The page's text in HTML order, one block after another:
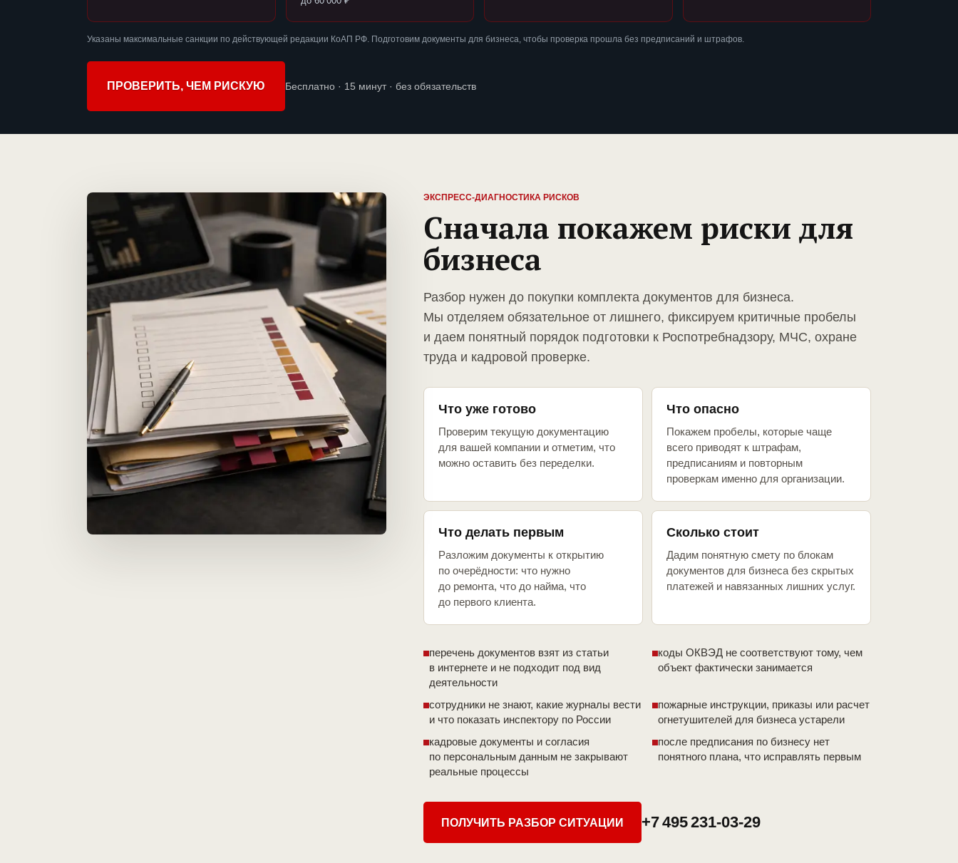
Указаны максимальные санкции по действующей редакции КоАП РФ. Подготовим документы для бизнеса, чтобы проверка прошла без предписаний и штрафов.
ПРОВЕРИТЬ, ЧЕМ РИСКУЮ Бесплатно · 15 минут · без обязательств
ЭКСПРЕСС-ДИАГНОСТИКА РИСКОВ
Сначала покажем риски для
бизнеса
Разбор нужен до покупки комплекта документов для бизнеса.
Мы отделяем обязательное от лишнего, фиксируем критичные пробелы
и даем понятный порядок подготовки к Роспотребнадзору, МЧС, охране
труда и кадровой проверке.
Что уже готово
Проверим текущую документацию
для вашей компании и отметим, что
можно оставить без переделки.
Что опасно
Покажем пробелы, которые чаще
всего приводят к штрафам,
предписаниям и повторным
проверкам именно для организации.
Что делать первым
Разложим документы к открытию
по очерёдности: что нужно
до ремонта, что до найма, что
до первого клиента.
Сколько стоит
Дадим понятную смету по блокам
документов для бизнеса без скрытых
платежей и навязанных лишних услуг.
перечень документов взят из статьи
в интернете и не подходит под вид
деятельности
коды ОКВЭД не соответствуют тому, чем
объект фактически занимается
сотрудники не знают, какие журналы вести
и что показать инспектору по России
пожарные инструкции, приказы или расчет
огнетушителей для бизнеса устарели
кадровые документы и согласия
по персональным данным не закрывают
реальные процессы
после предписания по бизнесу нет
понятного плана, что исправлять первым
ПОЛУЧИТЬ РАЗБОР СИТУАЦИИ +7 495 231-03-29